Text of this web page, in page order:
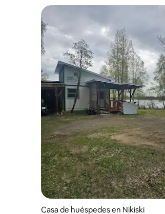
Casa de huéspedes en Nikiski